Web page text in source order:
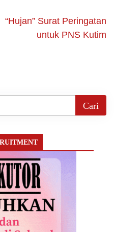
“Hujan” Surat Peringatan
untuk PNS Kutim